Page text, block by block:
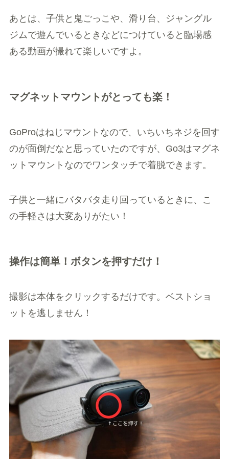
あとは、子供と鬼ごっこや、滑り台、ジャングル
ジムで遊んでいるときなどにつけていると臨場感
ある動画が撮れて楽しいですよ。
マグネットマウントがとっても楽！
GoProはねじマウントなので、いちいちネジを回す
のが面倒だなと思っていたのですが、Go3はマグネ
ットマウントなのでワンタッチで着脱できます。
子供と一緒にバタバタ走り回っているときに、こ
の手軽さは大変ありがたい！
操作は簡単！ボタンを押すだけ！
撮影は本体をクリックするだけです。ベストショ
ットを逃しません！